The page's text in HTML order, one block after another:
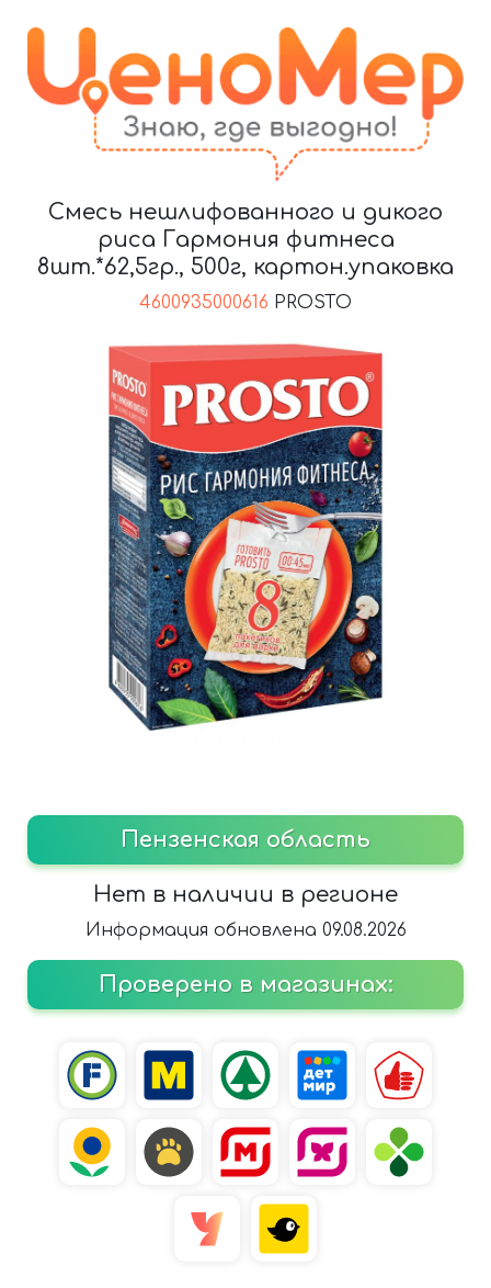
Смесь нешлифованного и дикого
риса Гармония фитнеса
8шт.*62,5гр., 500г, картон.упаковка
4600935000616 PROSTO
Пензенская область
Нет в наличии в регионе
Информация обновлена 09.08.2026
Проверено в магазинах: